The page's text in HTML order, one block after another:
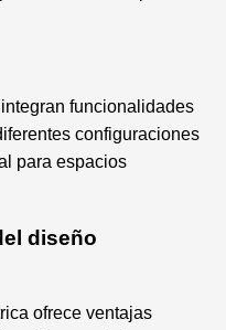
funcionalidades
configuraciones
para espacios
diseño
ofrece ventajas